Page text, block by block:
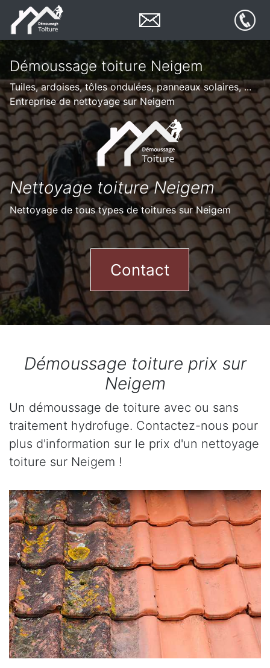
Démoussage toiture Neigem
Tuiles, ardoises, tôles ondulées, panneaux solaires, ...
Entreprise de nettoyage sur Neigem
Nettoyage toiture Neigem
Nettoyage de tous types de toitures sur Neigem
Contact
Démoussage toiture prix sur
Neigem
Un démoussage de toiture avec ou sans
traitement hydrofuge. Contactez-nous pour
plus d'information sur le prix d'un nettoyage
toiture sur Neigem !